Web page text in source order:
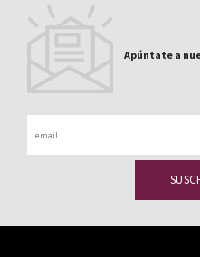
Apúntate a